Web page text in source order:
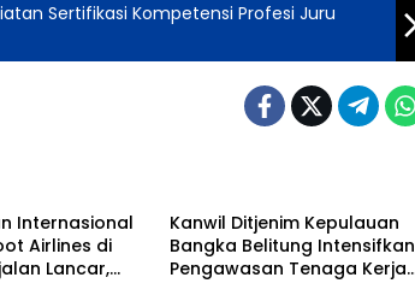
Sertifikasi Kompetensi Profesi Juru
Internasional
Airlines di
Lancar,
Kanwil Ditjenim Kepulauan
Bangka Belitung Intensifkan
Pengawasan Tenaga Kerja